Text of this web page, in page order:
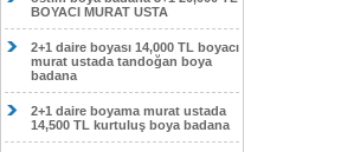
BOYACI MURAT USTA
2+1 daire boyası 14,000 TL boyacı
murat ustada tandoğan boya
badana
2+1 daire boyama murat ustada
14,500 TL kurtuluş boya badana